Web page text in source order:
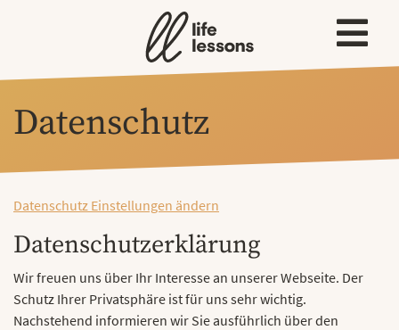
Datenschutz
Datenschutz Einstellungen ändern
Datenschutzerklärung
Wir freuen uns über Ihr Interesse an unserer Webseite. Der
Schutz Ihrer Privatsphäre ist für uns sehr wichtig.
Nachstehend informieren wir Sie ausführlich über den